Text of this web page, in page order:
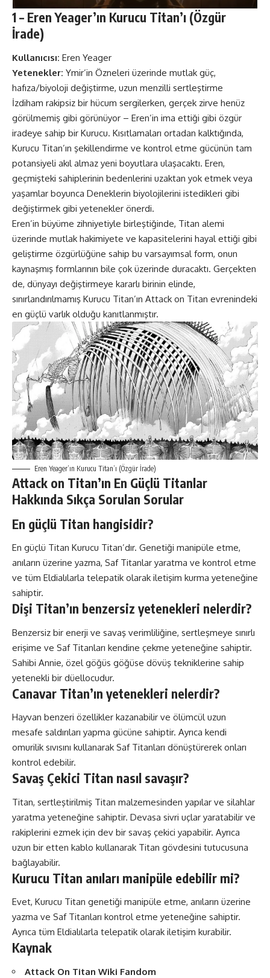
1 – Eren Yeager’ın Kurucu Titan’ı (Özgür
İrade)
Kullanıcısı: Eren Yeager
Yetenekler: Ymir’in Özneleri üzerinde mutlak güç,
hafıza/biyoloji değiştirme, uzun menzilli sertleştirme
İzdiham rakipsiz bir hücum sergilerken, gerçek zirve henüz
görülmemiş gibi görünüyor – Eren’in ima ettiği gibi özgür
iradeye sahip bir Kurucu. Kısıtlamaları ortadan kalktığında,
Kurucu Titan’ın şekillendirme ve kontrol etme gücünün tam
potansiyeli akıl almaz yeni boyutlara ulaşacaktı. Eren,
geçmişteki sahiplerinin bedenlerini uzaktan yok etmek veya
yaşamlar boyunca Deneklerin biyolojilerini istedikleri gibi
değiştirmek gibi yetenekler önerdi.
Eren’in büyüme zihniyetiyle birleştiğinde, Titan alemi
üzerinde mutlak hakimiyete ve kapasitelerini hayal ettiği gibi
geliştirme özgürlüğüne sahip bu varsayımsal form, onun
kaynaşmış formlarının bile çok üzerinde duracaktı. Gerçekten
de, dünyayı değiştirmeye kararlı birinin elinde,
sınırlandırılmamış Kurucu Titan’ın Attack on Titan evrenindeki
en güçlü varlık olduğu kanıtlanmıştır.
Eren Yeager’ın Kurucu Titan’ı (Özgür İrade)​
Attack on Titan’ın En Güçlü Titanlar
Hakkında Sıkça Sorulan Sorular
En güçlü Titan hangisidir?
En güçlü Titan Kurucu Titan’dır. Genetiği manipüle etme,
anıların üzerine yazma, Saf Titanlar yaratma ve kontrol etme
ve tüm Eldialılarla telepatik olarak iletişim kurma yeteneğine
sahiptir.
Dişi Titan’ın benzersiz yetenekleri nelerdir?
Benzersiz bir enerji ve savaş verimliliğine, sertleşmeye sınırlı
erişime ve Saf Titanları kendine çekme yeteneğine sahiptir.
Sahibi Annie, özel göğüs göğüse dövüş tekniklerine sahip
yetenekli bir düellocudur.
Canavar Titan’ın yetenekleri nelerdir?
Hayvan benzeri özellikler kazanabilir ve ölümcül uzun
mesafe saldırıları yapma gücüne sahiptir. Ayrıca kendi
omurilik sıvısını kullanarak Saf Titanları dönüştürerek onları
kontrol edebilir.
Savaş Çekici Titan nasıl savaşır?
Titan, sertleştirilmiş Titan malzemesinden yapılar ve silahlar
yaratma yeteneğine sahiptir. Devasa sivri uçlar yaratabilir ve
rakiplerini ezmek için dev bir savaş çekici yapabilir. Ayrıca
uzun bir etten kablo kullanarak Titan gövdesini tutucusuna
bağlayabilir.
Kurucu Titan anıları manipüle edebilir mi?
Evet, Kurucu Titan genetiği manipüle etme, anıların üzerine
yazma ve Saf Titanları kontrol etme yeteneğine sahiptir.
Ayrıca tüm Eldialılarla telepatik olarak iletişim kurabilir.
Kaynak
Attack On Titan Wiki Fandom